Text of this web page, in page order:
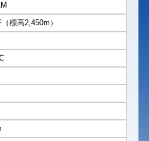
標高2,450m）